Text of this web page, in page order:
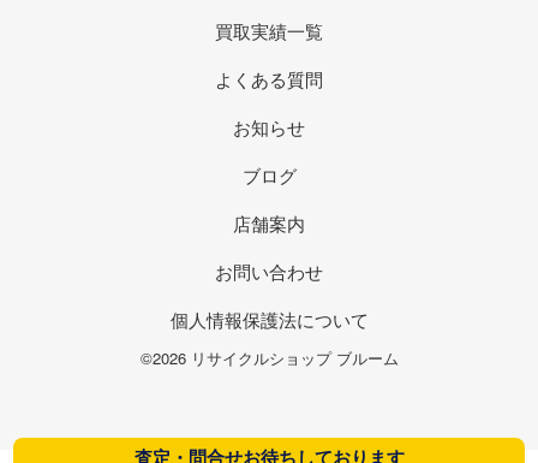
買取実績一覧
よくある質問
お知らせ
ブログ
店舗案内
お問い合わせ
個人情報保護法について
©2026 リサイクルショップ ブルーム
査定・問合せお待ちしております